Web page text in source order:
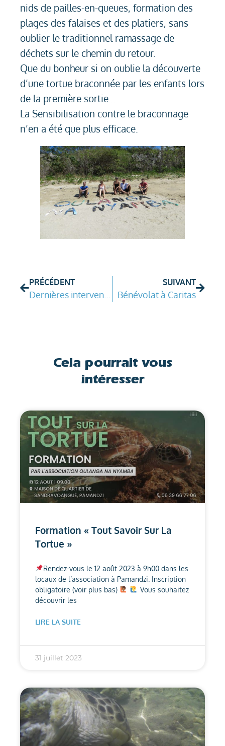
nids de pailles-en-queues, formation des
plages des falaises et des platiers, sans
oublier le traditionnel ramassage de
déchets sur le chemin du retour.
Que du bonheur si on oublie la découverte
d’une tortue braconnée par les enfants lors
de la première sortie…
La Sensibilisation contre le braconnage
n’en a été que plus efficace.
PRÉCÉDENT SUIVANT
Bénévolat à Caritas
Cela pourrait vous
intéresser
Formation « Tout Savoir Sur La
Tortue »
Rendez-vous le 12 août 2023 à 9h00 dans les
locaux de l’association à Pamandzi. Inscription
obligatoire (voir plus bas)
Vous souhaitez
découvrir les
LIRE LA SUITE
31 juillet 2023